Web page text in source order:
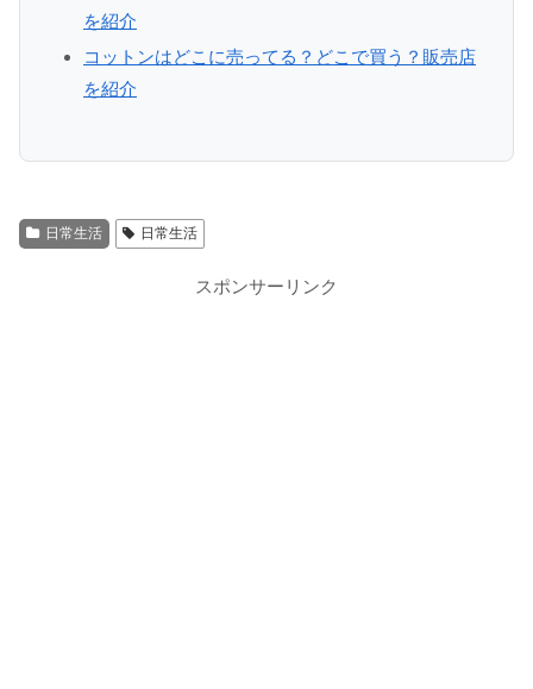
を紹介
コットンはどこに売ってる？どこで買う？販売店
を紹介
日常生活 日常生活
スポンサーリンク